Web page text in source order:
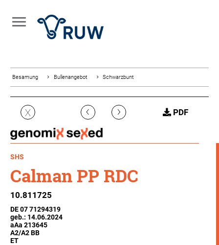
Besamung Bullenangebot Schwarzbunt
X ‹ › PDF
SHS
Calman PP RDC
10.811725
DE 07 71294319
geb.: 14.06.2024
aAa 213645
A2/A2 BB
ET